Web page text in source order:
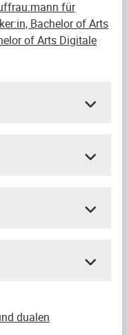
für
Bachelor of Arts
of Arts Digitale
dualen